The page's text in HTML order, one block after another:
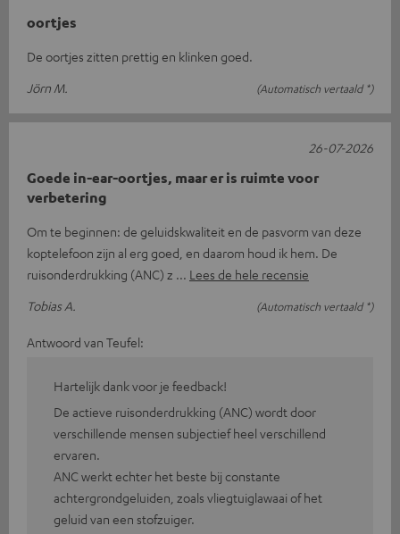
oortjes
De oortjes zitten prettig en klinken goed.
Jörn M.
(Automatisch vertaald *)
Goede in-ear-oortjes, maar er is ruimte voor
verbetering
Om te beginnen: de geluidskwaliteit en de pasvorm van deze
koptelefoon zijn al erg goed, en daarom houd ik hem. De
ruisonderdrukking (ANC) z
Lees de hele recensie
Tobias A.
(Automatisch vertaald *)
26-07-2026
Antwoord van Teufel:
Hartelijk dank voor je feedback!
De actieve ruisonderdrukking (ANC) wordt door
verschillende mensen subjectief heel verschillend
ervaren.
ANC werkt echter het beste bij constante
achtergrondgeluiden, zoals vliegtuiglawaai of het
geluid van een stofzuiger.